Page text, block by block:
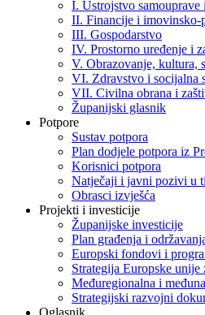
I. Ustrojstvo samouprave
II. Financije i imovinsko-
III. Gospodarstvo
IV. Prostorno uređenje i
V. Obrazovanje, kultura,
VI. Zdravstvo i socijalna
VII. Civilna obrana i
Županijski glasnik
Potpore
Sustav potpora
Plan dodjele potpora iz
Korisnici potpora
Natječaji i javni pozivi u
Obrasci izvješća
Projekti i investicije
Županijske investicije
Plan građenja i
Europski fondovi i
Strategija Europske unije
Međuregionalna i
Strategijski razvojni